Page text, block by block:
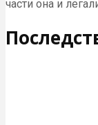
части она и